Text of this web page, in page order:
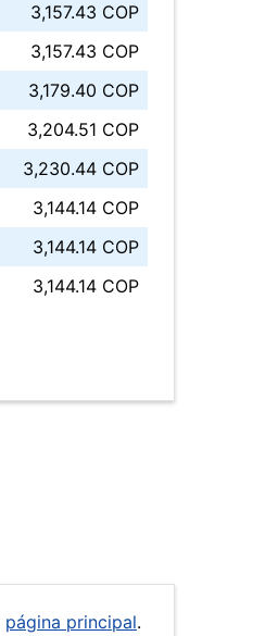
3,157.43 COP
3,157.43 COP
3,179.40 COP
3,204.51 COP
3,230.44 COP
3,144.14 COP
3,144.14 COP
3,144.14 COP
página principal.